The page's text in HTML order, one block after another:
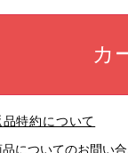
カ
品特約について
品についてのお問い